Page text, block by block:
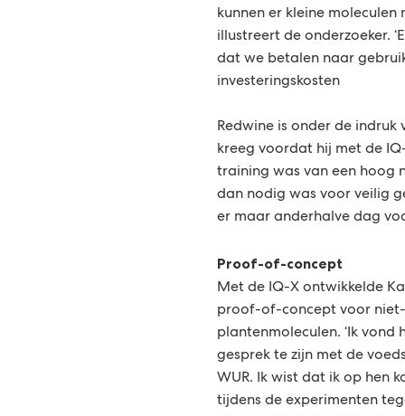
kunnen er kleine moleculen
illustreert de onderzoeker.
dat we betalen naar
investeringskosten
Redwine is onder de
kreeg voordat hij met de
training was van een hoog
dan nodig was voor ​​veilig
er maar anderhalve dag
Proof-of-concept
Met de IQ-X ontwikkelde
proof-of-concept voor
plantenmoleculen. ‘Ik vond
gesprek te zijn met de
WUR. Ik wist dat ik op hen
tijdens de experimenten